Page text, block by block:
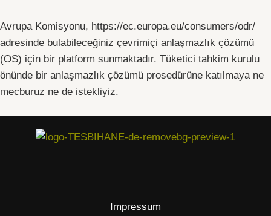
Avrupa Komisyonu, https://ec.europa.eu/consumers/odr/
adresinde bulabileceğiniz çevrimiçi anlaşmazlık çözümü
(OS) için bir platform sunmaktadır. Tüketici tahkim kurulu
önünde bir anlaşmazlık çözümü prosedürüne katılmaya ne
mecburuz ne de istekliyiz.
Impressum